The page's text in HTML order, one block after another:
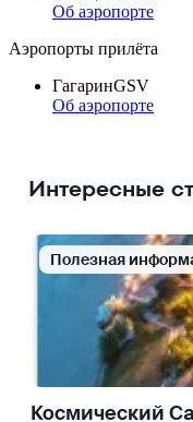
Об аэропорте
Аэропорты прилёта
ГагаринGSV
Об аэропорте
Интересные
Полезная
Космический